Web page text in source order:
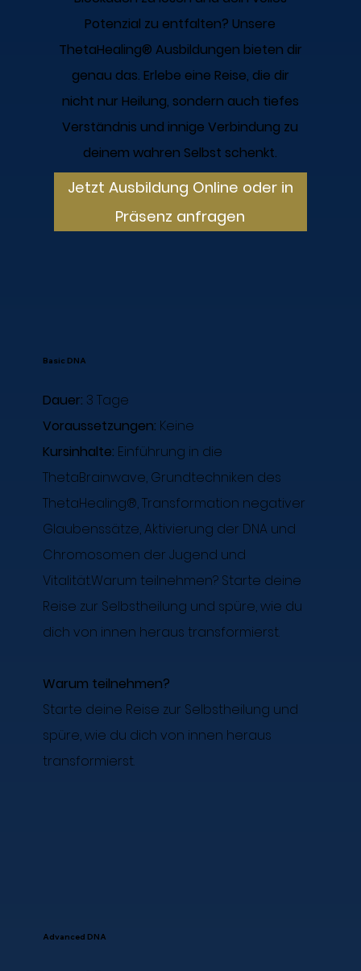
Potenzial zu entfalten? Unsere
ThetaHealing® Ausbildungen bieten dir
genau das. Erlebe eine Reise, die dir
nicht nur Heilung, sondern auch tiefes
Verständnis und innige Verbindung zu
deinem wahren Selbst schenkt.
Jetzt Ausbildung Online oder in
Präsenz anfragen
Basic DNA
Dauer: 3 Tage
Voraussetzungen: Keine
Kursinhalte: Einführung in die
ThetaBrainwave, Grundtechniken des
ThetaHealing®, Transformation negativer
Glaubenssätze, Aktivierung der DNA und
Chromosomen der Jugend und
Vitalität.Warum teilnehmen? Starte deine
Reise zur Selbstheilung und spüre, wie du
dich von innen heraus transformierst.
Warum teilnehmen?
Starte deine Reise zur Selbstheilung und
spüre, wie du dich von innen heraus
transformierst.
Advanced DNA